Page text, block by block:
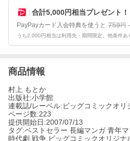
合計5,000円相当プレゼント！
PayPayカード入会特典を使うと 759円
うち2,000円相当は利用先・期間限定。他条件あ
商品情報
村上 もとか
出版社:小学館
連載誌/レーベル:ビッグコミックオリ
ページ数:223
提供開始日:2007/07/13
タグ:ベストセラー 長編マンガ 青年
時代劇 戦争 ビッグコミックオリジナ